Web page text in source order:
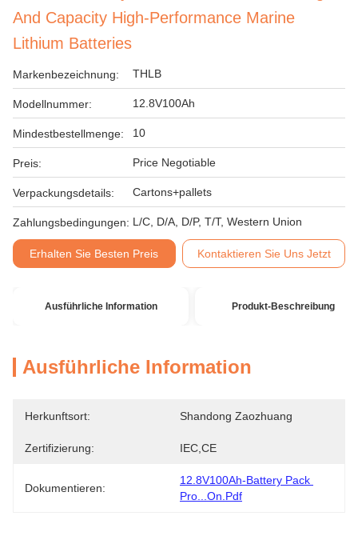
And Capacity High-Performance Marine
Lithium Batteries
Markenbezeichnung: THLB
Modellnummer: 12.8V100Ah
Mindestbestellmenge: 10
Preis: Price Negotiable
Verpackungsdetails: Cartons+pallets
Zahlungsbedingungen: L/C, D/A, D/P, T/T, Western Union
Erhalten Sie Besten Preis Kontaktieren Sie Uns Jetzt
Ausführliche Information Produkt-Beschreibung
Ausführliche Information
Herkunftsort: Shandong Zaozhuang
Zertifizierung: IEC,CE
Dokumentieren:
12.8V100Ah-Battery Pack
Pro...on.pdf